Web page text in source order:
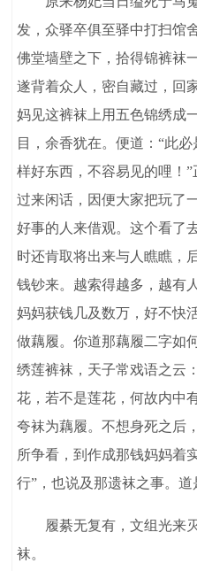
发，众驿卒俱至驿中打扫馆
佛堂墙壁之下，拾得锦裤袜
遂背着众人，密自藏过，回
妈见这裤袜上用五色锦绣成
目，余香犹在。便道：“此
样好东西，不容易见的哩！
过来闲话，因便大家把玩了
好事的人来借观。这个看了
时还肯取将出来与人瞧瞧，
钱钞来。越索得越多，越有
妈妈获钱几及数万，好不快
做藕履。你道那藕履二字如
绣莲裤袜，天子常戏语之云
花，若不是莲花，何故内中
夸袜为藕履。不想身死之后
所争看，到作成那钱妈妈着
行”，也说及那遗袜之事。道
履綦无复有，文组光来灭
袜。